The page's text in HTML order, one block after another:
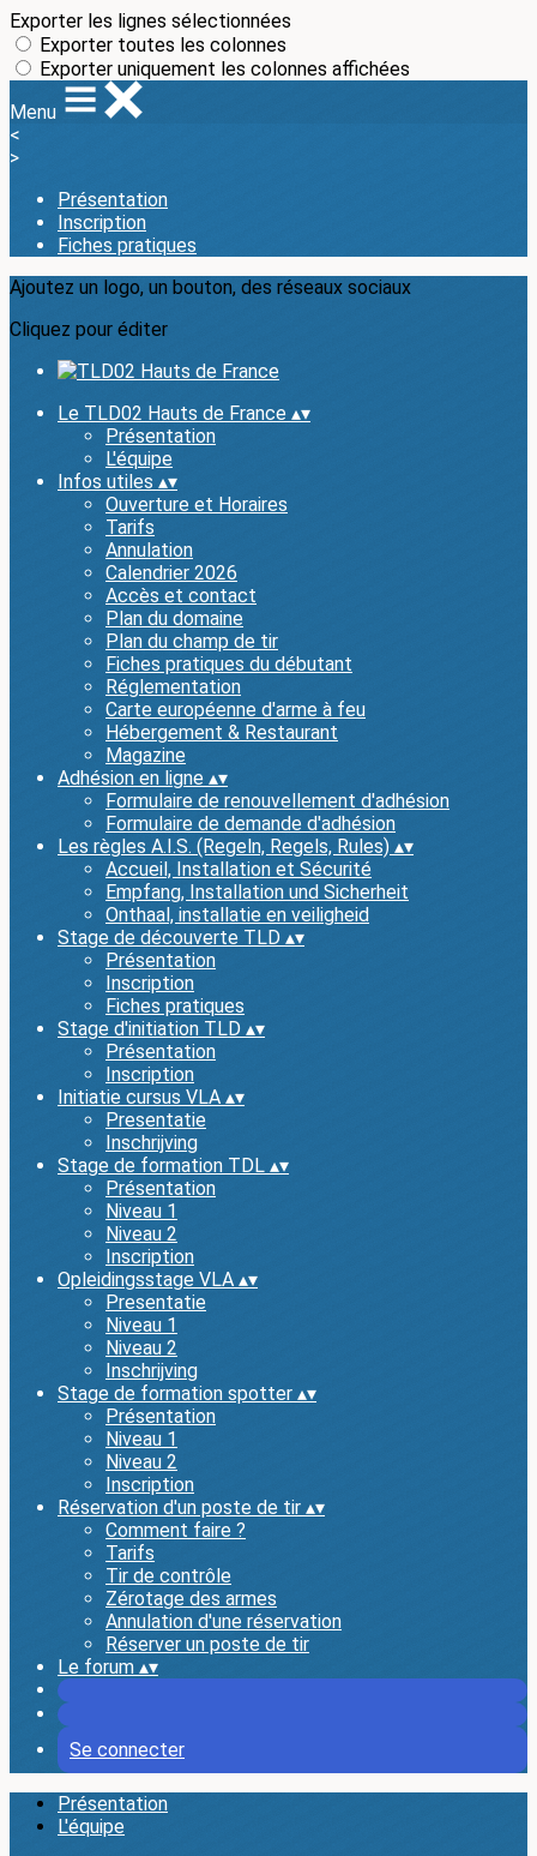
Exporter les lignes sélectionnées
Exporter toutes les colonnes
Exporter uniquement les colonnes affichées
Menu
<
>
Présentation
Inscription
Fiches pratiques
Ajoutez un logo, un bouton, des réseaux sociaux
Cliquez pour éditer
Le TLD02 Hauts de France ▴▾
Présentation
L'équipe
Infos utiles ▴▾
Ouverture et Horaires
Tarifs
Annulation
Calendrier 2026
Accès et contact
Plan du domaine
Plan du champ de tir
Fiches pratiques du débutant
Réglementation
Carte européenne d'arme à feu
Hébergement & Restaurant
Magazine
Adhésion en ligne ▴▾
Formulaire de renouvellement d'adhésion
Formulaire de demande d'adhésion
Les règles A.I.S. (Regeln, Regels, Rules) ▴▾
Accueil, Installation et Sécurité
Empfang, Installation und Sicherheit
Onthaal, installatie en veiligheid
Stage de découverte TLD ▴▾
Présentation
Inscription
Fiches pratiques
Stage d'initiation TLD ▴▾
Présentation
Inscription
Initiatie cursus VLA ▴▾
Presentatie
Inschrijving
Stage de formation TDL ▴▾
Présentation
Niveau 1
Niveau 2
Inscription
Opleidingsstage VLA ▴▾
Presentatie
Niveau 1
Niveau 2
Inschrijving
Stage de formation spotter ▴▾
Présentation
Niveau 1
Niveau 2
Inscription
Réservation d'un poste de tir ▴▾
Comment faire ?
Tarifs
Tir de contrôle
Zérotage des armes
Annulation d'une réservation
Réserver un poste de tir
Le forum ▴▾
Se connecter
Présentation
L'équipe